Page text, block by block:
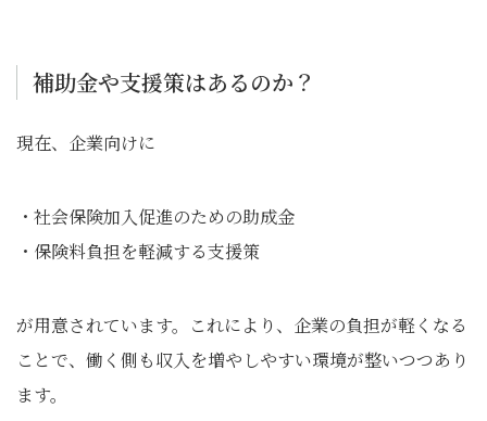
補助金や支援策はあるのか？
現在、企業向けに
・社会保険加入促進のための助成金
・保険料負担を軽減する支援策
が用意されています。これにより、企業の負担が軽くなる
ことで、働く側も収入を増やしやすい環境が整いつつあり
ます。